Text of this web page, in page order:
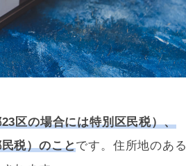
区の場合には特別区民税）、
税）のことです。住所地のある